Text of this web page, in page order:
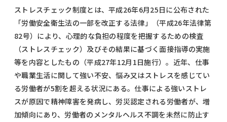
ストレスチェック制度とは、平成26年6月25日に公布された
「労働安全衛生法の一部を改正する法律」（平成26年法律第
82号）により、心理的な負担の程度を把握するための検査
（ストレスチェック）及びその結果に基づく面接指導の実施
等を内容としたもの（平成27年12月1日施行）。近年、仕事
や職業生活に関して強い不安、悩み又はストレスを感じてい
る労働者が5割を超える状況にある。仕事による強いストレ
スが原因で精神障害を発病し、労災認定される労働者が、増
加傾向にあり、労働者のメンタルヘルス不調を未然に防止す